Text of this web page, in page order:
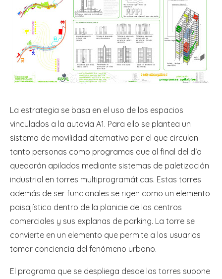
La estrategia se basa en el uso de los espacios
vinculados a la autovía A1. Para ello se plantea un
sistema de movilidad alternativo por el que circulan
tanto personas como programas que al final del día
quedarán apilados mediante sistemas de paletización
industrial en torres multiprogramáticas. Estas torres
además de ser funcionales se rigen como un elemento
paisajístico dentro de la planicie de los centros
comerciales y sus explanas de parking. La torre se
convierte en un elemento que permite a los usuarios
tomar conciencia del fenómeno urbano.
El programa que se despliega desde las torres supone